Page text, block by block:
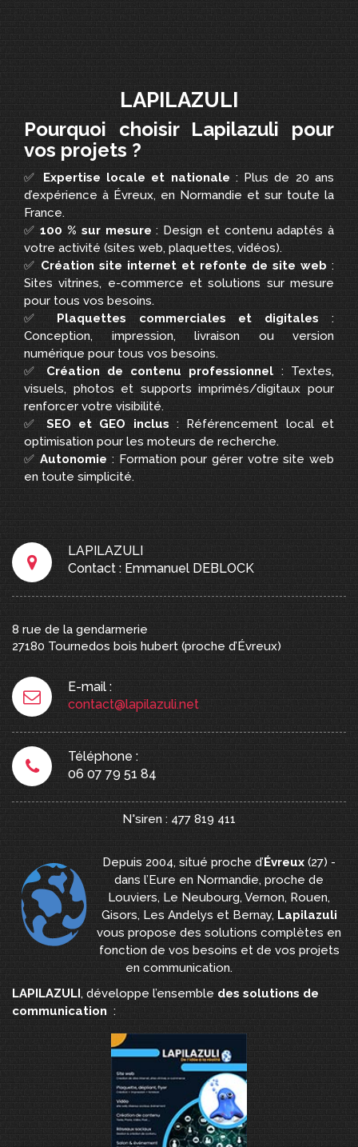
LAPILAZULI
Pourquoi choisir Lapilazuli pour
vos projets ?
✅ Expertise locale et nationale : Plus de 20 ans
d’expérience à Évreux, en Normandie et sur toute la
France.
✅100 % sur mesure : Design et contenu adaptés à
votre activité (sites web, plaquettes, vidéos).
✅ Création site internet et refonte de site web :
Sites vitrines, e-commerce et solutions sur mesure
pour tous vos besoins.
✅ Plaquettes commerciales et digitales :
Conception, impression, livraison ou version
numérique pour tous vos besoins.
✅ Création de contenu professionnel : Textes,
visuels, photos et supports imprimés/digitaux pour
renforcer votre visibilité.
✅ SEO et GEO inclus : Référencement local et
optimisation pour les moteurs de recherche.
✅Autonomie : Formation pour gérer votre site web
en toute simplicité.
LAPILAZULI
Contact : Emmanuel DEBLOCK
8 rue de la gendarmerie
27180 Tournedos bois hubert (proche d’Évreux)
E-mail :
contact@lapilazuli.net
Téléphone :
06 07 79 51 84
N°siren : 477 819 411
Depuis 2004, situé proche d’Évreux (27) -
dans l’Eure en Normandie, proche de
Louviers, Le Neubourg, Vernon, Rouen,
Gisors, Les Andelys et Bernay, Lapilazuli
vous propose des solutions complètes en
fonction de vos besoins et de vos projets
en communication.
LAPILAZULI, développe l’ensemble des solutions de
communication :